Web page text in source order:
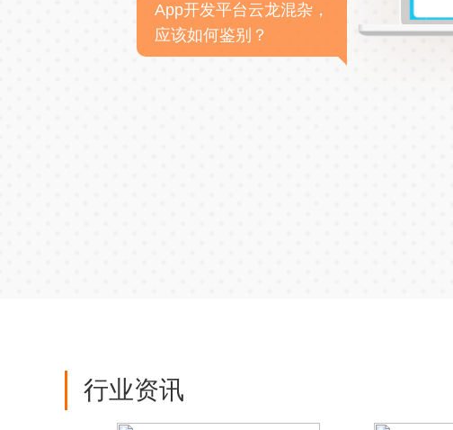
App开发平台云龙混杂，
应该如何鉴别？
行业资讯